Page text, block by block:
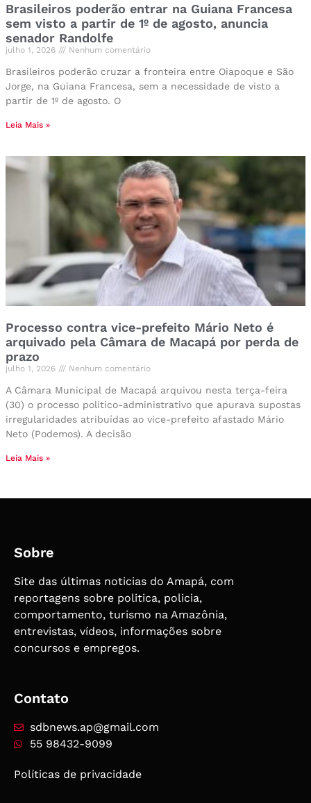
Brasileiros poderão entrar na Guiana Francesa
sem visto a partir de 1º de agosto, anuncia
senador Randolfe
julho 1, 2026 Nenhum comentário
Brasileiros poderão cruzar a fronteira entre Oiapoque e São
Jorge, na Guiana Francesa, sem a necessidade de visto a
partir de 1º de agosto. O
Leia Mais »
Processo contra vice-prefeito Mário Neto é
arquivado pela Câmara de Macapá por perda de
prazo
julho 1, 2026 Nenhum comentário
A Câmara Municipal de Macapá arquivou nesta terça-feira
(30) o processo político-administrativo que apurava supostas
irregularidades atribuídas ao vice-prefeito afastado Mário
Neto (Podemos). A decisão
Leia Mais »
Sobre
Site das últimas noticias do Amapá, com
reportagens sobre politica, policia,
comportamento, turismo na Amazônia,
entrevistas, vídeos, informações sobre
concursos e empregos.
Contato
sdbnews.ap@gmail.com
55 98432-9099
Políticas de privacidade